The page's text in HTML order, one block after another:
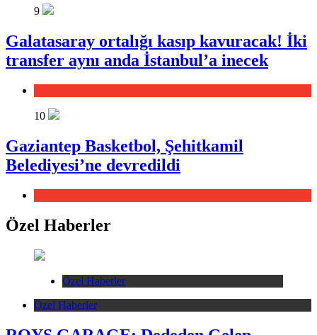
9
Galatasaray ortalığı kasıp kavuracak! İki
transfer aynı anda İstanbul’a inecek
10
Gaziantep Basketbol, Şehitkamil
Belediyesi’ne devredildi
Özel Haberler
Özel Haberler
Özel Haberler